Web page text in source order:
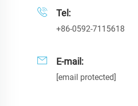
Tel:
+86-0592-7115618
E-mail:
[email protected]